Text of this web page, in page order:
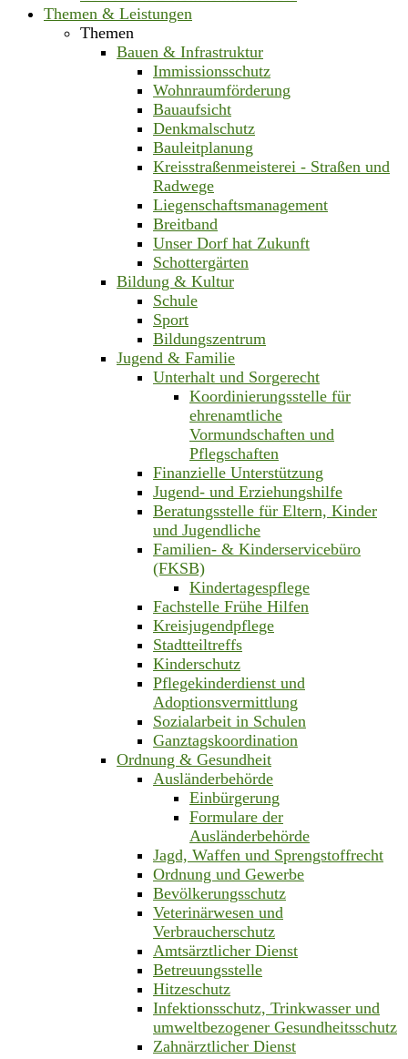
Themen & Leistungen
Themen
Bauen & Infrastruktur
Immissionsschutz
Wohnraumförderung
Bauaufsicht
Denkmalschutz
Bauleitplanung
Kreisstraßenmeisterei - Straßen und
Radwege
Liegenschaftsmanagement
Breitband
Unser Dorf hat Zukunft
Schottergärten
Bildung & Kultur
Schule
Sport
Bildungszentrum
Jugend & Familie
Unterhalt und Sorgerecht
Koordinierungsstelle für
ehrenamtliche
Vormundschaften und
Pflegschaften
Finanzielle Unterstützung
Jugend- und Erziehungshilfe
Beratungsstelle für Eltern, Kinder
und Jugendliche
Familien- & Kinderservicebüro
(FKSB)
Kindertagespflege
Fachstelle Frühe Hilfen
Kreisjugendpflege
Stadtteiltreffs
Kinderschutz
Pflegekinderdienst und
Adoptionsvermittlung
Sozialarbeit in Schulen
Ganztagskoordination
Ordnung & Gesundheit
Ausländerbehörde
Einbürgerung
Formulare der
Ausländerbehörde
Jagd, Waffen und Sprengstoffrecht
Ordnung und Gewerbe
Bevölkerungsschutz
Veterinärwesen und
Verbraucherschutz
Amtsärztlicher Dienst
Betreuungsstelle
Hitzeschutz
Infektionsschutz, Trinkwasser und
umweltbezogener Gesundheitsschutz
Zahnärztlicher Dienst